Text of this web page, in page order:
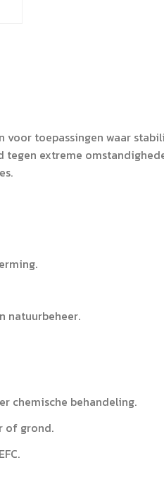
toepassingen waar
extreme
natuurbeheer.
chemische behandeling.
of grond.